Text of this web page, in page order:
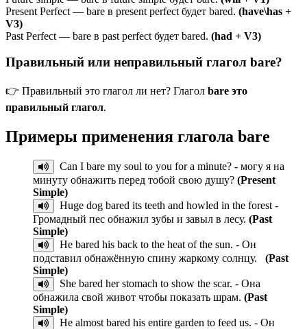
Present Perfect — bare в present perfect будет bared. (have\has +
V3)
Past Perfect — bare в past perfect будет bared. (had + V3)
Правильный или неправильный глагол bare?
👉 Правильный это глагол ли нет? Глагол bare это
правильный глагол.
Примеры применения глагола bare
Can I bare my soul to you for a minute? - могу я на
минуту обнажить перед тобой свою душу? (Present
Simple)
Huge dog bared its teeth and howled in the forest -
Громадный пес обнажил зубы и завыл в лесу. (Past
Simple)
He bared his back to the heat of the sun. - Он
подставил обнажённую спину жаркому солнцу. (Past
Simple)
She bared her stomach to show the scar. - Она
обнажила свой живот чтобы показать шрам. (Past
Simple)
He almost bared his entire garden to feed us. - Он